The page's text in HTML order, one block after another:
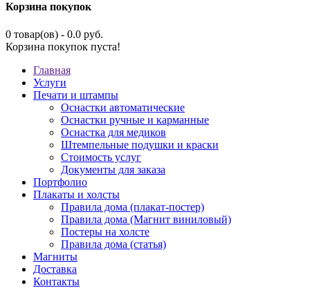
Корзина покупок
0 товар(ов) - 0.0 руб.
Корзина покупок пуста!
Главная
Услуги
Печати и штампы
Оснастки автоматические
Оснастки ручные и карманные
Оснастка для медиков
Штемпельные подушки и краски
Стоимость услуг
Документы для заказа
Портфолио
Плакаты и холсты
Правила дома (плакат-постер)
Правила дома (Магнит виниловый)
Постеры на холсте
Правила дома (статья)
Магниты
Доставка
Контакты